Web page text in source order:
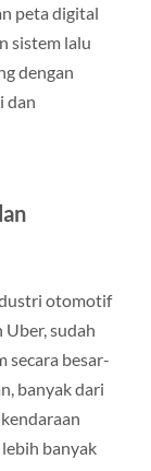
peta digital
sistem lalu
dengan
dan
otomotif
Uber, sudah
secara besar-
banyak dari
banyak